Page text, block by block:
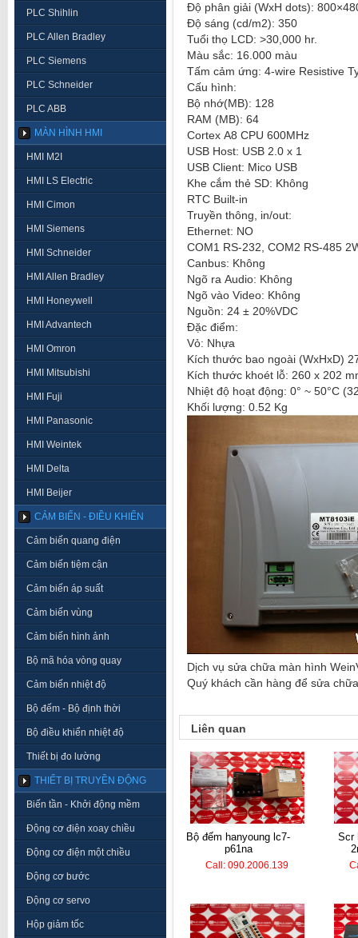
PLC Shihlin
PLC Allen Bradley
PLC Siemens
PLC Schneider
PLC ABB
MÀN HÌNH HMI
HMI M2I
HMI LS Electric
HMI Cimon
HMI Siemens
HMI Schneider
HMI Allen Bradley
HMI Honeywell
HMI Advantech
HMI Omron
HMI Mitsubishi
HMI Fuji
HMI Panasonic
HMI Weintek
HMI Delta
HMI Beijer
CẢM BIẾN - ĐIỀU KHIỂN
Cảm biến quang điện
Cảm biến tiệm cận
Cảm biến áp suất
Cảm biến vùng
Cảm biến hình ảnh
Bộ mã hóa vòng quay
Cảm biến nhiệt độ
Bộ đếm - Bộ định thời
Bộ điều khiển nhiệt độ
Thiết bị đo lường
THIẾT BỊ TRUYỀN ĐỘNG
Biến tần - Khởi động mềm
Động cơ điện xoay chiều
Động cơ điện một chiều
Động cơ bước
Động cơ servo
Hộp giảm tốc
Độ phân giải (WxH dots):
Độ sáng (cd/m2): 350
Tuổi thọ LCD: >30,000 hr.
Màu sắc: 16.000 màu
Tấm cảm ứng: 4-wire Resistive
Cấu hình:
Bộ nhớ(MB): 128
RAM (MB): 64
Cortex A8 CPU 600MHz
USB Host: USB 2.0 x 1
USB Client: Mico USB
Khe cắm thẻ SD: Không
RTC Built-in
Truyền thông, in/out:
Ethernet: NO
COM1 RS-232, COM2 RS-485
Canbus: Không
Ngõ ra Audio: Không
Ngõ vào Video: Không
Nguồn: 24 ± 20%VDC
Đặc điểm:
Vỏ: Nhựa
Kích thước bao ngoài (WxHxD)
Kích thước khoét lỗ: 260 x 202
Nhiệt độ hoạt động: 0°
Khối lượng: 0.52 Kg
Dịch vụ sửa chữa màn hình
Quý khách cần hàng để sửa
Liên quan
bộ đếm hanyoung lc7-
p61na
Call: 090.2006.139
scr hanyoung tpr2-